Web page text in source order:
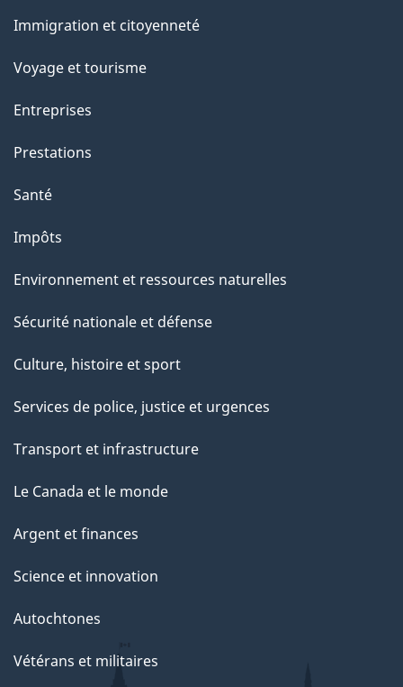
sujets
Immigration et citoyenneté
Voyage et tourisme
Entreprises
Prestations
Santé
Impôts
Environnement et ressources naturelles
Sécurité nationale et défense
Culture, histoire et sport
Services de police, justice et urgences
Transport et infrastructure
Le Canada et le monde
Argent et finances
Science et innovation
Autochtones
Vétérans et militaires